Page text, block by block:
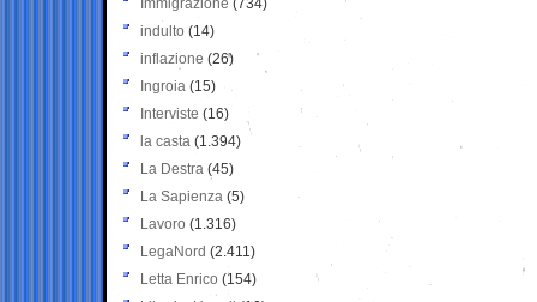
Immigrazione (734)
indulto (14)
inflazione (26)
Ingroia (15)
Interviste (16)
la casta (1.394)
La Destra (45)
La Sapienza (5)
Lavoro (1.316)
LegaNord (2.411)
Letta Enrico (154)